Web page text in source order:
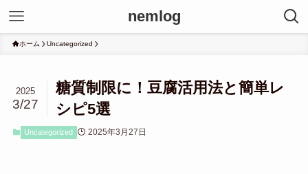
nemlog
ホーム Uncategorized
糖質制限に！豆腐活用法と簡単レ
シピ5選
2025
3/27
Uncategorized 2025年3月27日